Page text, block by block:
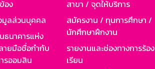
อง
มูลส่วนบุคคล
นาคารแห่ง
ายมือชื่อกำกับ
รออมสิน
สาขา / จุดให้บริการ
สมัครงาน / ทุนการศึกษา /
นักศึกษาฝึกงาน
รายงานและช่องทางการร้อง
เรียน